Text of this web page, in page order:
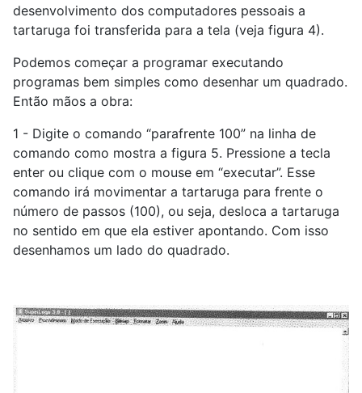
desenvolvimento dos computadores pessoais a
tartaruga foi transferida para a tela (veja figura 4).
Podemos começar a programar executando
programas bem simples como desenhar um quadrado.
Então mãos a obra:
1 - Digite o comando “parafrente 100” na linha de
comando como mostra a figura 5. Pressione a tecla
enter ou clique com o mouse em “executar”. Esse
comando irá movimentar a tartaruga para frente o
número de passos (100), ou seja, desloca a tartaruga
no sentido em que ela estiver apontando. Com isso
desenhamos um lado do quadrado.